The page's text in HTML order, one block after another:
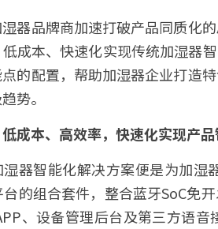
器品牌商加速打破产品同质化
成本、快速化实现传统加湿器
的配置，帮助加湿器企业打造
势。
成本、高效率，快速化实现产
器智能化解决方案便是为加
的组合套件，整合蓝牙SoC免
、设备管理后台及第三方语